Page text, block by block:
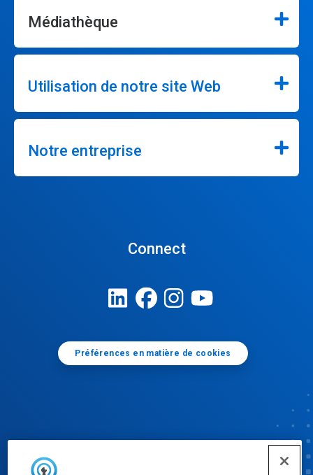
Médiathèque
Utilisation de notre site Web
Notre entreprise
Connect
Préférences en matière de cookies